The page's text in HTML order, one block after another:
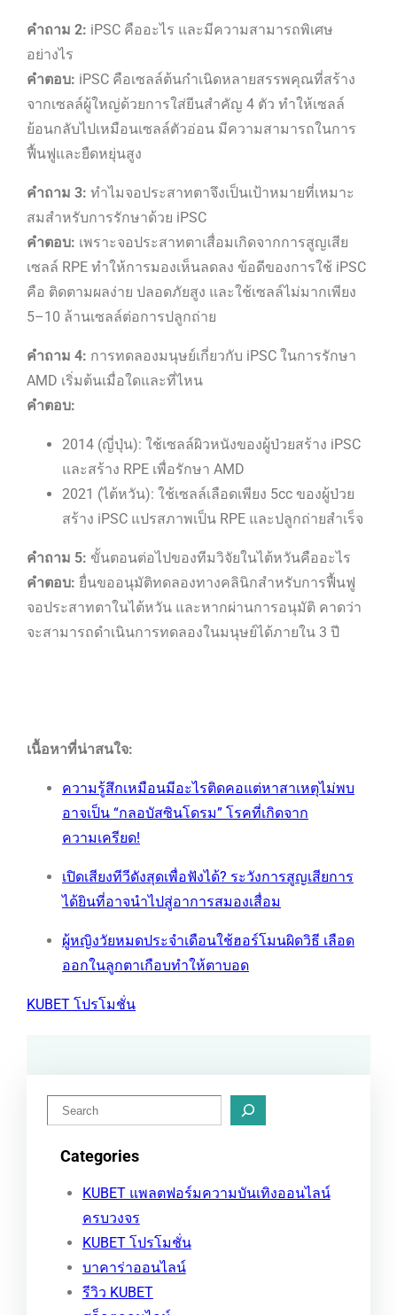
คำถาม 2: iPSC คืออะไร และมีความสามารถพิเศษ
อย่างไร
คำตอบ: iPSC คือเซลล์ต้นกำเนิดหลายสรรพคุณที่สร้าง
จากเซลล์ผู้ใหญ่ด้วยการใส่ยีนสำคัญ 4 ตัว ทำให้เซลล์
ย้อนกลับไปเหมือนเซลล์ตัวอ่อน มีความสามารถในการ
ฟื้นฟูและยืดหยุ่นสูง
คำถาม 3: ทำไมจอประสาทตาจึงเป็นเป้าหมายที่เหมาะ
สมสำหรับการรักษาด้วย iPSC
คำตอบ: เพราะจอประสาทตาเสื่อมเกิดจากการสูญเสีย
เซลล์ RPE ทำให้การมองเห็นลดลง ข้อดีของการใช้ iPSC
คือ ติดตามผลง่าย ปลอดภัยสูง และใช้เซลล์ไม่มากเพียง
5–10 ล้านเซลล์ต่อการปลูกถ่าย
คำถาม 4: การทดลองมนุษย์เกี่ยวกับ iPSC ในการรักษา
AMD เริ่มต้นเมื่อใดและที่ไหน
คำตอบ:
2014 (ญี่ปุ่น): ใช้เซลล์ผิวหนังของผู้ป่วยสร้าง iPSC
และสร้าง RPE เพื่อรักษา AMD
2021 (ไต้หวัน): ใช้เซลล์เลือดเพียง 5cc ของผู้ป่วย
สร้าง iPSC แปรสภาพเป็น RPE และปลูกถ่ายสำเร็จ
คำถาม 5: ขั้นตอนต่อไปของทีมวิจัยในไต้หวันคืออะไร
คำตอบ: ยื่นขออนุมัติทดลองทางคลินิกสำหรับการฟื้นฟู
จอประสาทตาในไต้หวัน และหากผ่านการอนุมัติ คาดว่า
จะสามารถดำเนินการทดลองในมนุษย์ได้ภายใน 3 ปี
เนื้อหาที่น่าสนใจ:
ความรู้สึกเหมือนมีอะไรติดคอแต่หาสาเหตุไม่พบ
อาจเป็น “กลอบัสซินโดรม” โรคที่เกิดจาก
ความเครียด!
เปิดเสียงทีวีดังสุดเพื่อฟังได้? ระวังการสูญเสียการ
ได้ยินที่อาจนำไปสู่อาการสมองเสื่อม
ผู้หญิงวัยหมดประจำเดือนใช้ฮอร์โมนผิดวิธี เลือด
ออกในลูกตาเกือบทำให้ตาบอด
KUBET โปรโมชั่น
Categories
KUBET แพลตฟอร์มความบันเทิงออนไลน์
ครบวงจร
KUBET โปรโมชั่น
บาคาร่าออนไลน์
รีวิว KUBET